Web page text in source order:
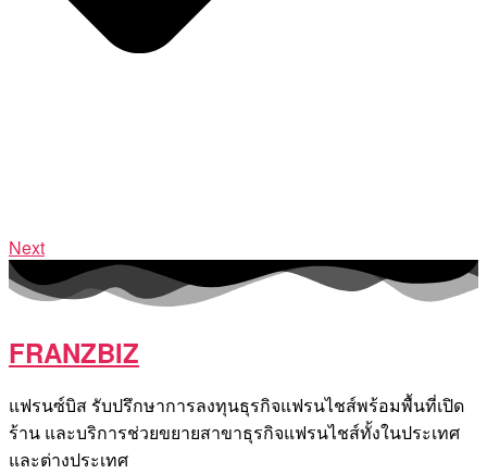
Next
FRANZBIZ
แฟรนซ์บิส รับปรึกษาการลงทุนธุรกิจแฟรนไชส์พร้อมพื้นที่เปิด
ร้าน และบริการช่วยขยายสาขาธุรกิจแฟรนไชส์ทั้งในประเทศ
และต่างประเทศ